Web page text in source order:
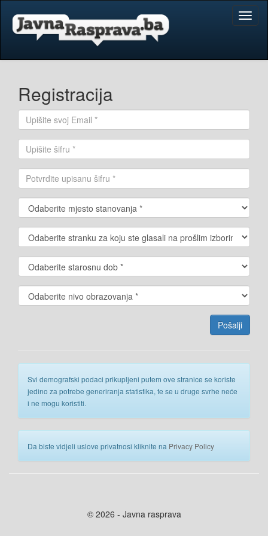
Registracija
Svi demografski podaci prikupljeni putem ove stranice se koriste
jedino za potrebe generiranja statistika, te se u druge svrhe neće
i ne mogu koristiti.
Da biste vidjeli uslove privatnosi kliknite na Privacy Policy
© 2026 - Javna rasprava